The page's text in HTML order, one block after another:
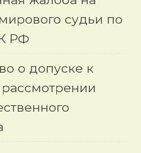
судьи по
РФ
о допуске к